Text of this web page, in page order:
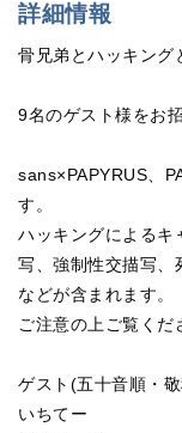
詳細情報
骨兄弟とハッキング
9名のゲスト様をお
sans×PAPYRUS、
す。
ハッキングによるキ
写、強制性交描写、
などが含まれます。
ご注意の上ご覧くだ
ゲスト(五十音順・
いちてー